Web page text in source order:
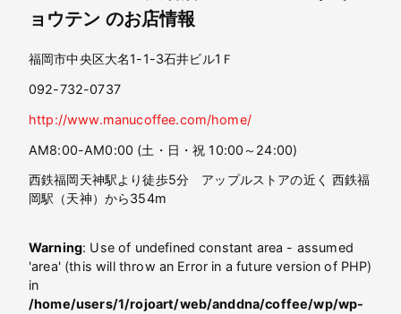
ョウテン のお店情報
福岡市中央区大名1-1-3石井ビル1Ｆ
092-732-0737
http://www.manucoffee.com/home/
AM8:00-AM0:00 (土・日・祝 10:00～24:00)
西鉄福岡天神駅より徒歩5分 アップルストアの近く 西鉄福
岡駅（天神）から354m
Warning: Use of undefined constant area - assumed
'area' (this will throw an Error in a future version of PHP)
in
/home/users/1/rojoart/web/anddna/coffee/wp/wp-